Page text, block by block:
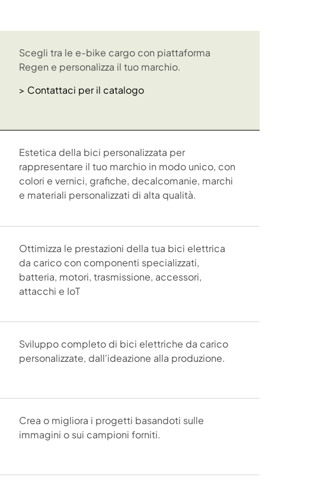
Scegli tra le e-bike cargo con piattaforma
Regen e personalizza il tuo marchio.
> Contattaci per il catalogo
Estetica della bici personalizzata per
rappresentare il tuo marchio in modo unico, con
colori e vernici, grafiche, decalcomanie, marchi
e materiali personalizzati di alta qualità.
Ottimizza le prestazioni della tua bici elettrica
da carico con componenti specializzati,
batteria, motori, trasmissione, accessori,
attacchi e IoT
Sviluppo completo di bici elettriche da carico
personalizzate, dall'ideazione alla produzione.
Crea o migliora i progetti basandoti sulle
immagini o sui campioni forniti.